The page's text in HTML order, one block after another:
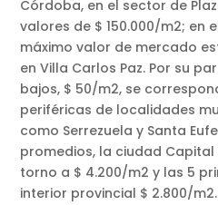
Córdoba, en el sector de
valores de $ 150.000/m2; en
máximo valor de mercado
en Villa Carlos Paz. Por su
bajos, $ 50/m2, se
periféricas de localidades
como Serrezuela y Santa
promedios, la ciudad
torno a $ 4.200/m2 y las 5
interior provincial $ 2.800/m2.